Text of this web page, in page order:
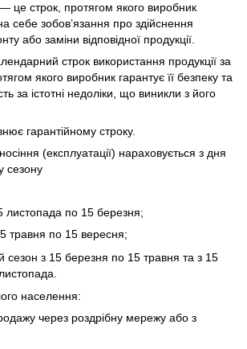
це строк, протягом якого виробник
себе зобов’язання про здійснення
або заміни відповідної продукції.
строк використання продукції за
якого виробник гарантує її безпеку та
за істотні недоліки, що виникли з його
гарантійному строку.
(експлуатації) нараховується з дня
сезону
листопада по 15 березня;
травня по 15 вересня;
сезон з 15 березня по 15 травня та з 15
населення:
через роздрібну мережу або з